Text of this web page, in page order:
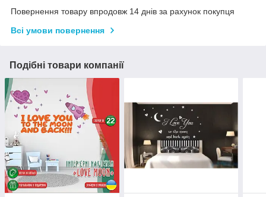
Повернення товару впродовж 14 днів за рахунок покупця
Всі умови повернення
Подібні товари компанії